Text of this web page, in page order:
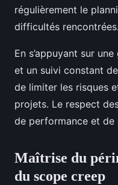
régulièrement le
difficultés rencontrées.
En s’appuyant sur
et un suivi constant
de limiter les risques
projets. Le respect
de performance et de
Maîtrise du
du scope creep